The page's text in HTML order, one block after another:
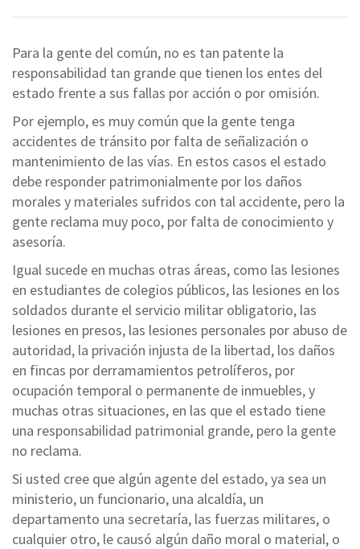
Para la gente del común, no es tan patente la
responsabilidad tan grande que tienen los entes del
estado frente a sus fallas por acción o por omisión.
Por ejemplo, es muy común que la gente tenga
accidentes de tránsito por falta de señalización o
mantenimiento de las vías. En estos casos el estado
debe responder patrimonialmente por los daños
morales y materiales sufridos con tal accidente, pero la
gente reclama muy poco, por falta de conocimiento y
asesoría.
Igual sucede en muchas otras áreas, como las lesiones
en estudiantes de colegios públicos, las lesiones en los
soldados durante el servicio militar obligatorio, las
lesiones en presos, las lesiones personales por abuso de
autoridad, la privación injusta de la libertad, los daños
en fincas por derramamientos petrolíferos, por
ocupación temporal o permanente de inmuebles, y
muchas otras situaciones, en las que el estado tiene
una responsabilidad patrimonial grande, pero la gente
no reclama.
Si usted cree que algún agente del estado, ya sea un
ministerio, un funcionario, una alcaldía, un
departamento una secretaría, las fuerzas militares, o
cualquier otro, le causó algún daño moral o material, o